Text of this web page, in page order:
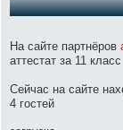
На сайте партнёров
аттестат за 11 класс
Сейчас на сайте
4 гостей